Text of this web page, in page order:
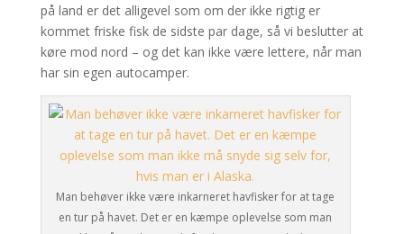
på land er det alligevel som om der ikke rigtig er
kommet friske fisk de sidste par dage, så vi beslutter at
køre mod nord – og det kan ikke være lettere, når man
har sin egen autocamper.
Man behøver ikke være inkarneret havfisker for at tage
en tur på havet. Det er en kæmpe oplevelse som man